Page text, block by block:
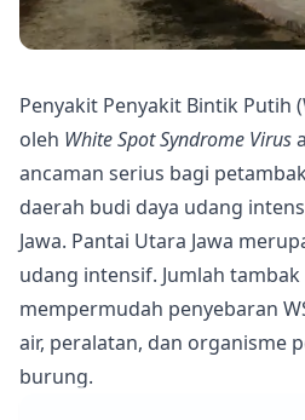
Penyakit Penyakit Bintik Putih
oleh White Spot Syndrome Virus
ancaman serius bagi
daerah budi daya udang
Jawa. Pantai Utara Jawa
udang intensif. Jumlah
mempermudah penyebaran
air, peralatan, dan organisme
burung.